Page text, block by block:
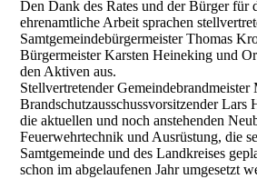
Den Dank des Rates und der Bürger für
ehrenamtliche Arbeit sprachen
Samtgemeindebürgermeister Thomas
Bürgermeister Karsten Heineking und
den Aktiven aus.
Stellvertretender Gemeindebrandmeister
Brandschutzausschussvorsitzender Lars
die aktuellen und noch anstehenden
Feuerwehrtechnik und Ausrüstung, die
Samtgemeinde und des Landkreises
schon im abgelaufenen Jahr umgesetzt